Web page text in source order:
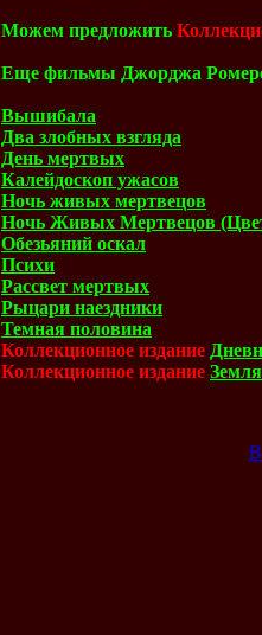
Можем предложить
Еще фильмы Джорджа
Вышибала
Два злобных взгляда
День мертвых
Калейдоскоп ужасов
Ночь живых мертвецов
Ночь Живых Мертвецов
Обезьяний оскал
Психи
Рассвет мертвых
Рыцари наездники
Темная половина
Коллекционное издание
Коллекционное издание